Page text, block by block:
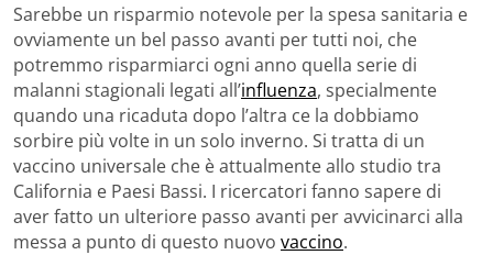
Sarebbe un risparmio notevole per la spesa sanitaria e
ovviamente un bel passo avanti per tutti noi, che
potremmo risparmiarci ogni anno quella serie di
malanni stagionali legati all’influenza, specialmente
quando una ricaduta dopo l’altra ce la dobbiamo
sorbire più volte in un solo inverno. Si tratta di un
vaccino universale che è attualmente allo studio tra
California e Paesi Bassi. I ricercatori fanno sapere di
aver fatto un ulteriore passo avanti per avvicinarci alla
messa a punto di questo nuovo vaccino.